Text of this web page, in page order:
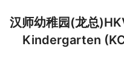
汉师幼稚园(龙总
Kindergarten